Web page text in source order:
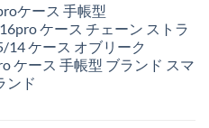
ケース 手帳型
ケース チェーン ストラ
14 ケース オブリーク
ケース 手帳型 ブランド スマ
ンド